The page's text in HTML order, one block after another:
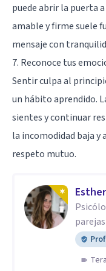
puede abrir la puerta
amable y firme suele
mensaje con
7. Reconoce tus
Sentir culpa al
un hábito aprendido.
sientes y continuar
la incomodidad baja y
respeto mutuo.
parejas